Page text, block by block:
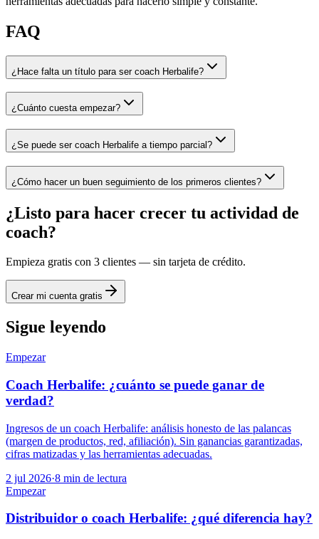
FAQ
¿Hace falta un título para ser coach Herbalife?
¿Cuánto cuesta empezar?
¿Se puede ser coach Herbalife a tiempo parcial?
¿Cómo hacer un buen seguimiento de los primeros clientes?
¿Listo para hacer crecer tu actividad de
coach?
Empieza gratis con 3 clientes — sin tarjeta de crédito.
Crear mi cuenta gratis
Sigue leyendo
Empezar
Coach Herbalife: ¿cuánto se puede ganar de
verdad?
Ingresos de un coach Herbalife: análisis honesto de las palancas
(margen de productos, red, afiliación). Sin ganancias garantizadas,
cifras matizadas y las herramientas adecuadas.
2 jul 2026·8 min de lectura
Empezar
Distribuidor o coach Herbalife: ¿qué diferencia hay?